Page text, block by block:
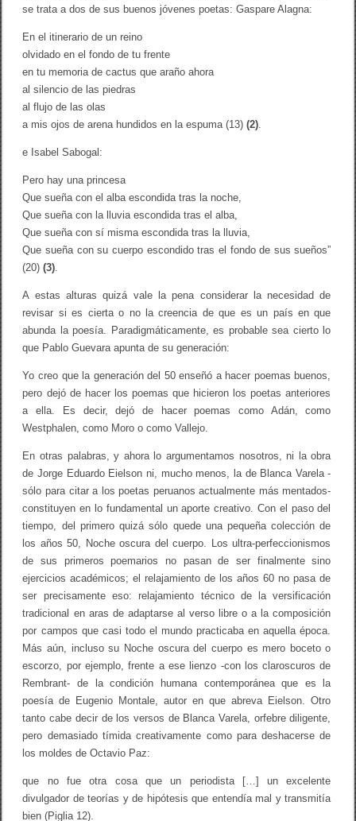
se trata a dos de sus buenos jóvenes poetas: Gaspare Alagna:
En el itinerario de un reino
olvidado en el fondo de tu frente
en tu memoria de cactus que araño ahora
al silencio de las piedras
al flujo de las olas
a mis ojos de arena hundidos en la espuma (13)(2).
e Isabel Sabogal:
Pero hay una princesa
Que sueña con el alba escondida tras la noche,
Que sueña con la lluvia escondida tras el alba,
Que sueña con sí misma escondida tras la lluvia,
Que sueña con su cuerpo escondido tras el fondo de sus sueños”
(20)(3).
A estas alturas quizá vale la pena considerar la necesidad de
revisar si es cierta o no la creencia de que es un país en que
abunda la poesía. Paradigmáticamente, es probable sea cierto lo
que Pablo Guevara apunta de su generación:
Yo creo que la generación del 50 enseñó a hacer poemas buenos,
pero dejó de hacer los poemas que hicieron los poetas anteriores
a ella. Es decir, dejó de hacer poemas como Adán, como
Westphalen, como Moro o como Vallejo.
En otras palabras, y ahora lo argumentamos nosotros, ni la obra
de Jorge Eduardo Eielson ni, mucho menos, la de Blanca Varela -
sólo para citar a los poetas peruanos actualmente más mentados-
constituyen en lo fundamental un aporte creativo. Con el paso del
tiempo, del primero quizá sólo quede una pequeña colección de
los años 50, Noche oscura del cuerpo. Los ultra-perfeccionismos
de sus primeros poemarios no pasan de ser finalmente sino
ejercicios académicos; el relajamiento de los años 60 no pasa de
ser precisamente eso: relajamiento técnico de la versificación
tradicional en aras de adaptarse al verso libre o a la composición
por campos que casi todo el mundo practicaba en aquella época.
Más aún, incluso su Noche oscura del cuerpo es mero boceto o
escorzo, por ejemplo, frente a ese lienzo -con los claroscuros de
Rembrant- de la condición humana contemporánea que es la
poesía de Eugenio Montale, autor en que abreva Eielson. Otro
tanto cabe decir de los versos de Blanca Varela, orfebre diligente,
pero demasiado tímida creativamente como para deshacerse de
los moldes de Octavio Paz:
que no fue otra cosa que un periodista […] un excelente
divulgador de teorías y de hipótesis que entendía mal y transmitía
bien (Piglia 12).